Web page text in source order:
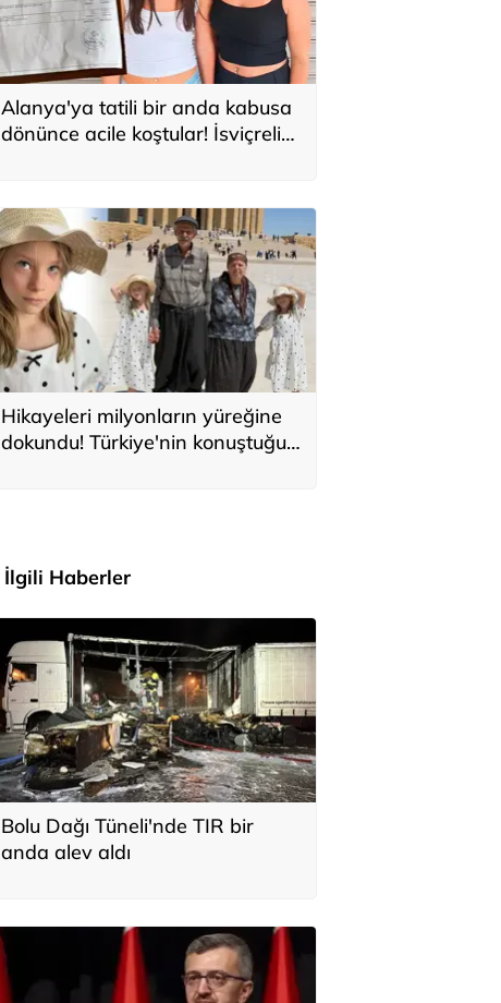
Alanya'ya tatili bir anda kabusa
dönünce acile koştular! İsviçreli
Hikayeleri milyonların yüreğine
dokundu! Türkiye'nin konuştuğu
İlgili Haberler
Bolu Dağı Tüneli'nde TIR bir
anda alev aldı